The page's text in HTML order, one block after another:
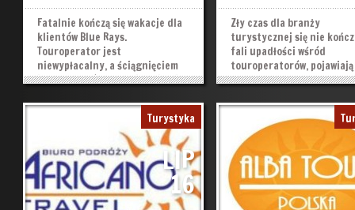
Fatalnie kończą się wakacje dla
klientów Blue Rays.
Touroperator jest
niewypłacalny, a ściągnięciem
jego turystów do kraju zajmuje
Mazowieckiego. Na loty, za
które zapłaci urząd czeka w
sumie 420 turystów. Spora
grupa Polaków będzie musiała...
»»
Zły czas dla branży
turystycznej się nie
fali upadłości wśród
touroperatorów, pojawiają
dalsze kłopoty. Kryzysowa
Atena z Oświęcimia. Choć
przypadku jeszcze nie ma
o bankructwie,
są różowe. Biuro...
Turystyka
LIP
16